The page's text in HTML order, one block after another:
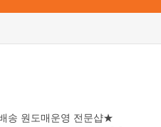
송 원도매운영 전문샵★